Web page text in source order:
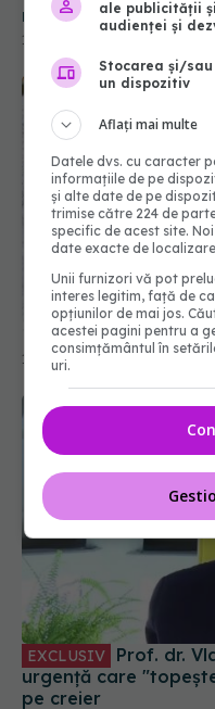
medicii în creierul
14 iul 2026, 09:00
10 factori de risc
12 mai 2026, 14:53
EXCLUSIV
urgență care
pe creier
ale publicității
audienței și
Stocarea și/
un dispozitiv
Aflați mai multe
Datele dvs. cu caracter
informațiile de pe
și alte date de pe
trimise către 224 de
specific de acest site.
date exacte de
Unii furnizori vă pot
interes legitim, față de
opțiunilor de mai jos.
acestei pagini pentru a
consimțământul în
uri.